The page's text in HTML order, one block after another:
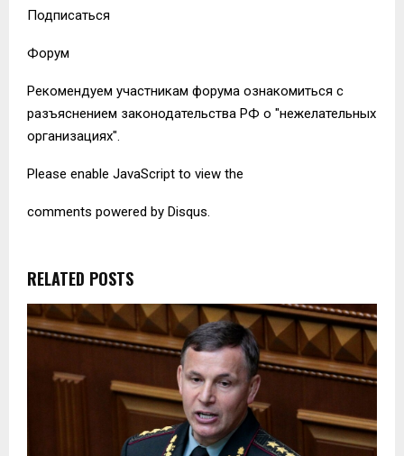
Подписаться
Форум
Рекомендуем участникам форума ознакомиться с
разъяснением законодательства РФ о "нежелательных
организациях".
Please enable JavaScript to view the
comments powered by Disqus.
RELATED POSTS